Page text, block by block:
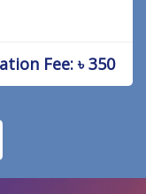
Fee: ৳ 350